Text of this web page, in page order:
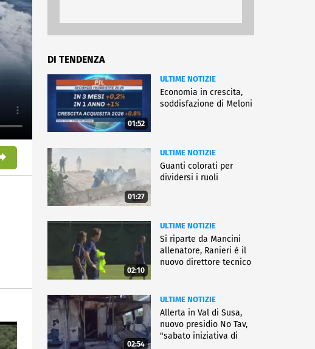
DI TENDENZA
01:52
ULTIME NOTIZIE
Economia in crescita,
soddisfazione di Meloni
01:27
ULTIME NOTIZIE
Guanti colorati per
dividersi i ruoli
02:10
ULTIME NOTIZIE
Si riparte da Mancini
allenatore, Ranieri è il
nuovo direttore tecnico
02:54
ULTIME NOTIZIE
Allerta in Val di Susa,
nuovo presidio No Tav,
"sabato iniziativa di